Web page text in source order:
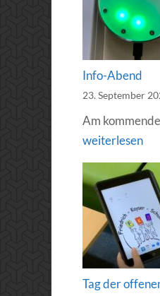
Info-Abend
23. September
Am
weiterlesen
Tag der